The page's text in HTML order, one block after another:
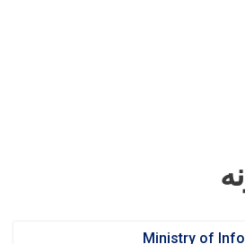
Ministry of